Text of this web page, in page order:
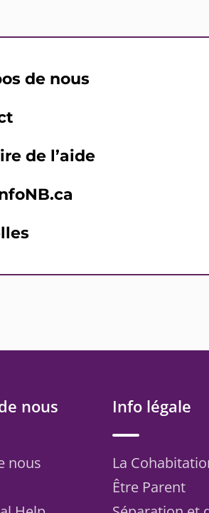
de nous
de l’aide
nous
nous
Info légale
La
Être Parent